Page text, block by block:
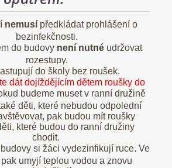
nemusípředkládat prohlášení o
bezinfekčnosti.
do budovy není nutné udržovat
rozestupy.
do školy bez roušek.
dát dojíždějícím dětem roušky do
budeme muset v ranní družině
děti, které nebudou odpolední
pak budou mít roušky
které budou do ranní družiny
chodit.
si žáci vydezinfikují ruce. Ve
umyjí teplou vodou a znovu